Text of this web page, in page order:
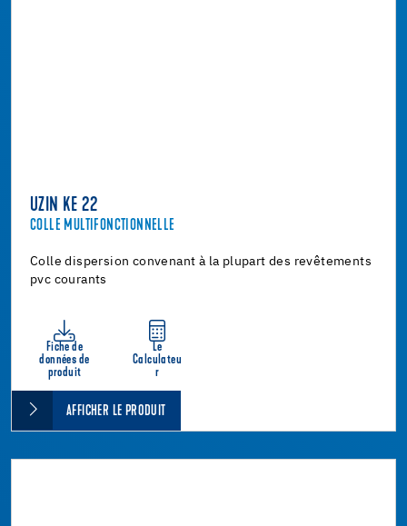
UZIN KE 22
COLLE MULTIFONCTIONNELLE
Colle dispersion convenant à la plupart des revêtements
pvc courants
Fiche de
données de
produit
Le
Calculateu
r
AFFICHER LE PRODUIT